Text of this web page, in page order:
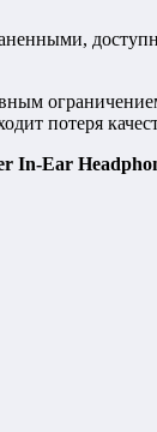
потеря
In-Ear